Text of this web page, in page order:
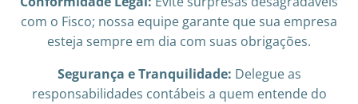
com o Fisco; nossa equipe garante que sua empresa
esteja sempre em dia com suas obrigações.
Segurança e Tranquilidade: Delegue as
responsabilidades contábeis a quem entende do